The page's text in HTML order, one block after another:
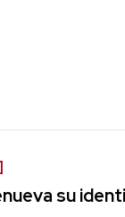
su